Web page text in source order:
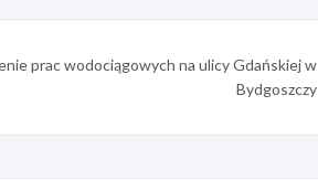
prac wodociągowych na ulicy Gdańskiej w
Bydgoszczy